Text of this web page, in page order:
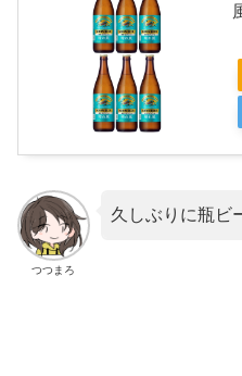
つつまろ
久しぶりに瓶ビ